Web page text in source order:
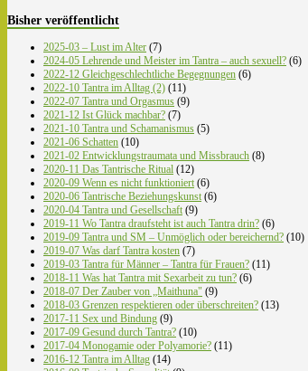
Bisher veröffentlicht
2025-03 – Lust im Alter (7)
2024-05 Lehrende und Meister im Tantra – auch sexuell? (6)
2022-12 Gleichgeschlechtliche Begegnungen (6)
2022-10 Tantra im Alltag (2) (11)
2022-07 Tantra und Orgasmus (9)
2021-12 Ist Glück machbar? (7)
2021-10 Tantra und Schamanismus (5)
2021-06 Schatten (10)
2021-02 Entwicklungstraumata und Missbrauch (8)
2020-11 Das Tantrische Ritual (12)
2020-09 Wenn es nicht funktioniert (6)
2020-06 Tantrische Beziehungskunst (6)
2020-04 Tantra und Gesellschaft (9)
2019-11 Wo Tantra draufsteht ist auch Tantra drin? (6)
2019-09 Tantra und SM – Unmöglich oder bereichernd? (10)
2019-07 Was darf Tantra kosten (7)
2019-03 Tantra für Männer – Tantra für Frauen? (11)
2018-11 Was hat Tantra mit Sexarbeit zu tun? (6)
2018-07 Der Zauber von „Maithuna" (9)
2018-03 Grenzen respektieren oder überschreiten? (13)
2017-11 Sex und Bindung (9)
2017-09 Gesund durch Tantra? (10)
2017-04 Monogamie oder Polyamorie? (11)
2016-12 Tantra im Alltag (14)